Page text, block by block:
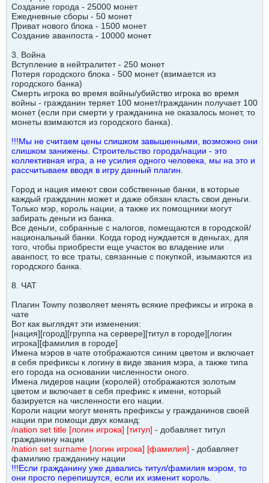
Создание города - 25000 монет
Ежедневные сборы - 50 монет
Приват нового блока - 1500 монет
Создание аванпоста - 10000 монет
3. Война
Вступление в нейтралитет - 250 монет
Потеря городского блока - 500 монет (взимается из
городского банка)
Смерть игрока во время войны/убийство игрока во время
войны - гражданин теряет 100 монет/гражданин получает 100
монет (если при смерти у гражданина не оказалось монет, то
монеты взимаются из городского банка).
!!!Мы не считаем цены слишком завышенными, возможно они
слишком занижены. Строительство города/нации - это
коллективная игра, а не усилия одного человека, мы на это и
рассчитываем вводя в игру данный плагин.
Город и нация имеют свои собственные банки, в которые
каждый гражданин может и даже обязан класть свои деньги.
Только мэр, король нации, а также их помощники могут
забирать деньги из банка.
Все деньги, собранные с налогов, помещаются в городской/
национальный банки. Когда город нуждается в деньгах, для
того, чтобы приобрести еще участок во владение или
аванпост, то все траты, связанные с покупкой, изымаются из
городского банка.
8. ЧАТ
Плагин Towny позволяет менять всякие префиксы и игрока в
чате
Вот как выглядят эти изменения:
[нация][город][группа на сервере][титул в городе][логин
игрока][фамилия в городе]
Имена мэров в чате отображаются синим цветом и включает
в себя префиксы к логину в виде звания мэра, а также типа
его города на основании численности оного.
Имена лидеров нации (королей) отображаются золотым
цветом и включает в себя префикс к имени, который
базируется на численности его нации.
Короли нации могут менять префиксы у гражданинов своей
нации при помощи двух команд:
/nation set title [логин игрока] [титул] - добавляет титул
гражданину нации
/nation set surname [логин игрока] [фамилия] - добавляет
фамилию гражданину нации
!!!Если гражданину уже давались титул/фамилия мэром, то
они просто перепишутся, если их изменит король.